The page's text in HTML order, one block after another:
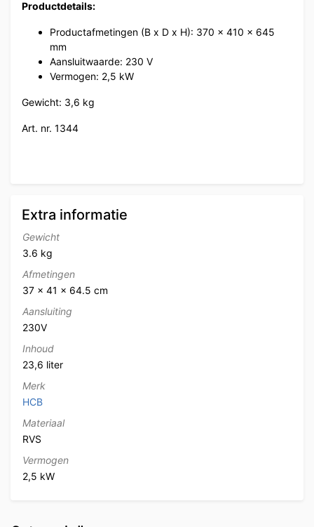
Productdetails:
Productafmetingen (B x D x H): 370 x 410 x 645
mm
Aansluitwaarde: 230 V
Vermogen: 2,5 kW
Gewicht: 3,6 kg
Art. nr. 1344
Extra informatie
Gewicht
3.6 kg
Afmetingen
37 × 41 × 64.5 cm
Aansluiting
230V
Inhoud
23,6 liter
Merk
HCB
Materiaal
RVS
Vermogen
2,5 kW